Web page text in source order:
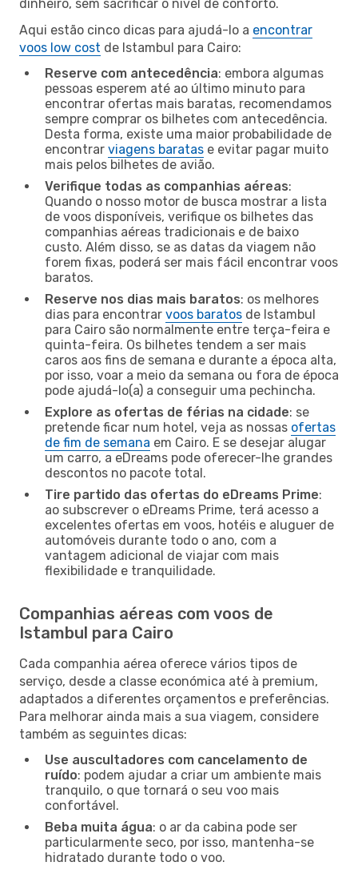
dinheiro, sem sacrificar o nível de conforto.
Aqui estão cinco dicas para ajudá-lo a encontrar
voos low cost de Istambul para Cairo:
Reserve com antecedência: embora algumas
pessoas esperem até ao último minuto para
encontrar ofertas mais baratas, recomendamos
sempre comprar os bilhetes com antecedência.
Desta forma, existe uma maior probabilidade de
encontrar viagens baratas e evitar pagar muito
mais pelos bilhetes de avião.
Verifique todas as companhias aéreas:
Quando o nosso motor de busca mostrar a lista
de voos disponíveis, verifique os bilhetes das
companhias aéreas tradicionais e de baixo
custo. Além disso, se as datas da viagem não
forem fixas, poderá ser mais fácil encontrar voos
baratos.
Reserve nos dias mais baratos: os melhores
dias para encontrar voos baratos de Istambul
para Cairo são normalmente entre terça-feira e
quinta-feira. Os bilhetes tendem a ser mais
caros aos fins de semana e durante a época alta,
por isso, voar a meio da semana ou fora de época
pode ajudá-lo(a) a conseguir uma pechincha.
Explore as ofertas de férias na cidade: se
pretende ficar num hotel, veja as nossas ofertas
de fim de semana em Cairo. E se desejar alugar
um carro, a eDreams pode oferecer-lhe grandes
descontos no pacote total.
Tire partido das ofertas do eDreams Prime:
ao subscrever o eDreams Prime, terá acesso a
excelentes ofertas em voos, hotéis e aluguer de
automóveis durante todo o ano, com a
vantagem adicional de viajar com mais
flexibilidade e tranquilidade.
Companhias aéreas com voos de
Istambul para Cairo
Cada companhia aérea oferece vários tipos de
serviço, desde a classe económica até à premium,
adaptados a diferentes orçamentos e preferências.
Para melhorar ainda mais a sua viagem, considere
também as seguintes dicas:
Use auscultadores com cancelamento de
ruído: podem ajudar a criar um ambiente mais
tranquilo, o que tornará o seu voo mais
confortável.
Beba muita água: o ar da cabina pode ser
particularmente seco, por isso, mantenha-se
hidratado durante todo o voo.